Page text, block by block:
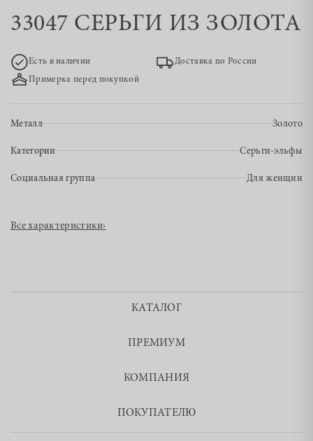
33047 СЕРЬГИ ИЗ ЗОЛОТА
Есть в наличии
Доставка по России
Примерка перед покупкой
Металл Золото
Категории Серьги-эльфы
Социальная группа Для женщин
Все характеристики›
КАТАЛОГ
ПРЕМИУМ
КОМПАНИЯ
ПОКУПАТЕЛЮ